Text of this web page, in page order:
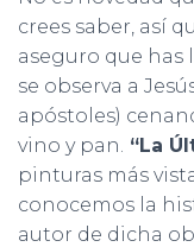
crees saber, así
aseguro que has
se observa a
apóstoles)
vino y pan. “La
pinturas más
conocemos la
autor de dicha